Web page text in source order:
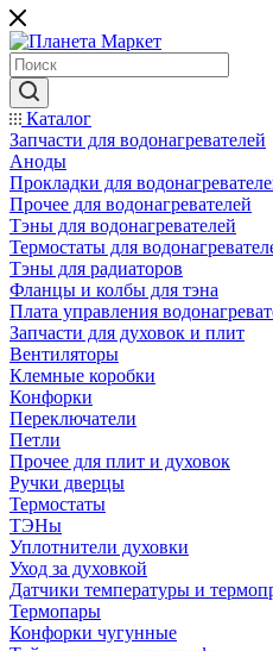
Каталог
Запчасти для водонагревателей
Аноды
Прокладки для
Прочее для водонагревателей
Тэны для водонагревателей
Термостаты для
Тэны для радиаторов
Фланцы и колбы для тэна
Плата управления
Запчасти для духовок и плит
Вентиляторы
Клемные коробки
Конфорки
Переключатели
Петли
Прочее для плит и духовок
Ручки дверцы
Термостаты
ТЭНы
Уплотнители духовки
Уход за духовкой
Датчики температуры и
Термопары
Конфорки чугунные